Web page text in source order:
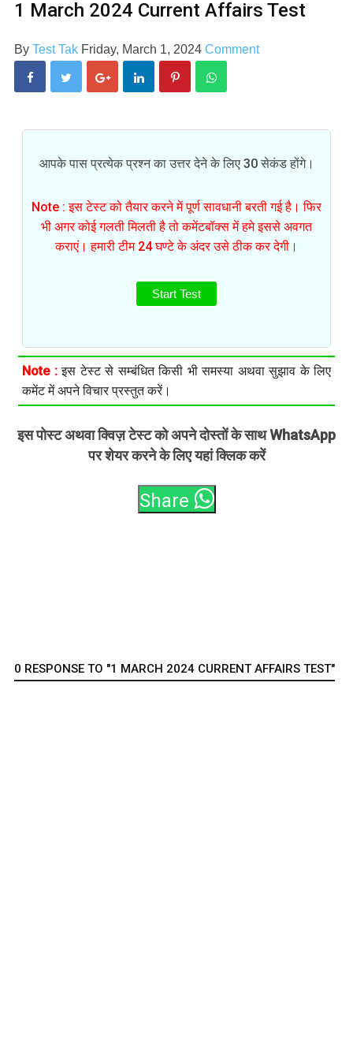
1 March 2024 Current Affairs Test
By Test Tak Friday, March 1, 2024 Comment
आपके पास प्रत्येक प्रश्न का उत्तर देने के लिए 30 सेकंड होंगे।
Note : इस टेस्ट को तैयार करने में पूर्ण सावधानी बरती गई है। फिर
भी अगर कोई गलती मिलती है तो कमेंटबॉक्स में हमे इससे अवगत
कराएं। हमारी टीम 24 घण्टे के अंदर उसे ठीक कर देगी।
Start Test
Note :इस टेस्ट से सम्बंधित किसी भी समस्या अथवा सुझाव के लिए
कमेंट में अपने विचार प्रस्तुत करें।
इस पोस्ट अथवा क्विज़ टेस्ट को अपने दोस्तों के साथ WhatsApp
पर शेयर करने के लिए यहां क्लिक करें
Share
0 RESPONSE TO "1 MARCH 2024 CURRENT AFFAIRS TEST"